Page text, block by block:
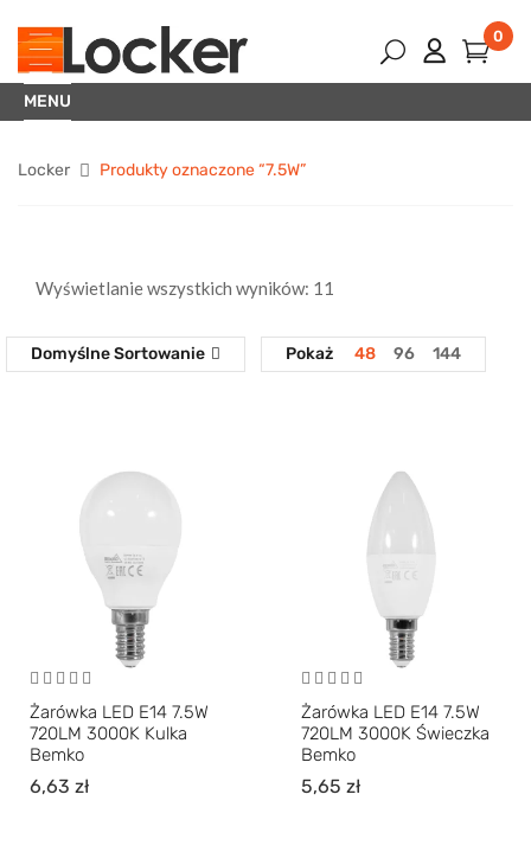
0
MENU
Locker Produkty oznaczone “7.5W”
Wyświetlanie wszystkich wyników: 11
Domyślne Sortowanie Pokaż 48 96 144
Żarówka LED E14 7.5W
720LM 3000K Kulka
Bemko
6,63 zł
Żarówka LED E14 7.5W
720LM 3000K Świeczka
Bemko
5,65 zł